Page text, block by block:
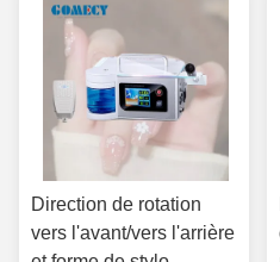
Direction de rotation
vers l'avant/vers l'arrière